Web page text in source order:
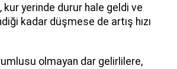
kur yerinde durur hale geldi ve
kadar düşmese de artış hızı
olmayan dar gelirlilere,